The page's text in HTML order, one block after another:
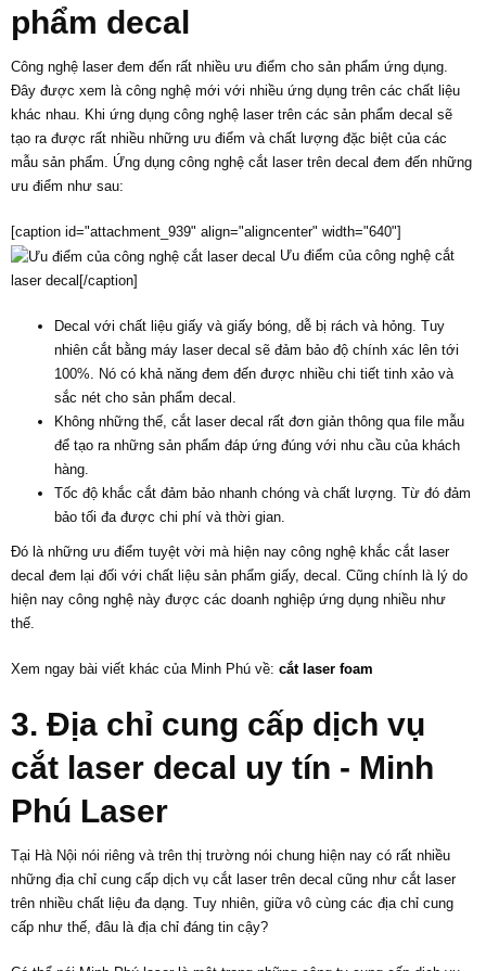
phẩm decal
Công nghệ laser đem đến rất nhiều ưu điểm cho sản phẩm ứng dụng.
Đây được xem là công nghệ mới với nhiều ứng dụng trên các chất liệu
khác nhau. Khi ứng dụng công nghệ laser trên các sản phẩm decal sẽ
tạo ra được rất nhiều những ưu điểm và chất lượng đặc biệt của các
mẫu sản phẩm. Ứng dụng công nghệ cắt laser trên decal đem đến những
ưu điểm như sau:
[caption id="attachment_939" align="aligncenter" width="640"]
Ưu điểm của công nghệ cắt
laser decal[/caption]
Decal với chất liệu giấy và giấy bóng, dễ bị rách và hỏng. Tuy
nhiên cắt bằng máy laser decal sẽ đảm bảo độ chính xác lên tới
100%. Nó có khả năng đem đến được nhiều chi tiết tinh xảo và
sắc nét cho sản phẩm decal.
Không những thế, cắt laser decal rất đơn giản thông qua file mẫu
để tạo ra những sản phẩm đáp ứng đúng với nhu cầu của khách
hàng.
Tốc độ khắc cắt đảm bảo nhanh chóng và chất lượng. Từ đó đảm
bảo tối đa được chi phí và thời gian.
Đó là những ưu điểm tuyệt vời mà hiện nay công nghệ khắc cắt laser
decal đem lại đối với chất liệu sản phẩm giấy, decal. Cũng chính là lý do
hiện nay công nghệ này được các doanh nghiệp ứng dụng nhiều như
thế.
Xem ngay bài viết khác của Minh Phú về: cắt laser foam
3. Địa chỉ cung cấp dịch vụ
cắt laser decal uy tín - Minh
Phú Laser
Tại Hà Nội nói riêng và trên thị trường nói chung hiện nay có rất nhiều
những địa chỉ cung cấp dịch vụ cắt laser trên decal cũng như cắt laser
trên nhiều chất liệu đa dạng. Tuy nhiên, giữa vô cùng các địa chỉ cung
cấp như thế, đâu là địa chỉ đáng tin cậy?